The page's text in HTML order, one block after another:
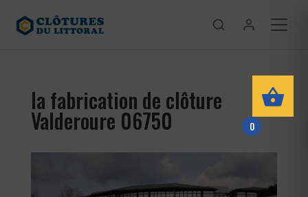
la fabrication de clôture
Valderoure 06750 0